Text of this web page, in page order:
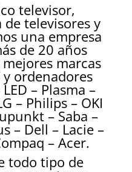
televisor,
televisores y
una empresa
de 20 años
marcas
y ordenadores
– Plasma –
– Philips – OKI
– Saba –
– Dell – Lacie –
– Acer.
todo tipo de